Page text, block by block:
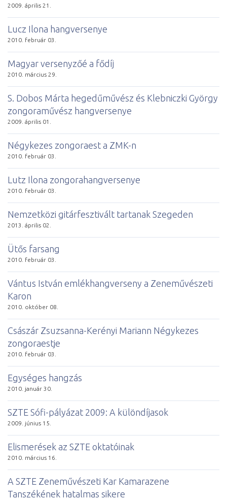
2009. április 21.
Lucz Ilona hangversenye
2010. február 03.
Magyar versenyzőé a fődíj
2010. március 29.
S. Dobos Márta hegedűművész és Klebniczki György
zongoraművész hangversenye
2009. április 01.
Négykezes zongoraest a ZMK-n
2010. február 03.
Lutz Ilona zongorahangversenye
2010. február 03.
Nemzetközi gitárfesztivált tartanak Szegeden
2013. április 02.
Ütős farsang
2010. február 03.
Vántus István emlékhangverseny a Zeneművészeti
Karon
2010. október 08.
Császár Zsuzsanna-Kerényi Mariann Négykezes
zongoraestje
2010. február 03.
Egy­sé­ges hang­zás
2010. január 30.
SZTE Sófi-pályázat 2009: A különdíjasok
2009. június 15.
El­is­me­ré­sek az SZTE ok­ta­tó­i­nak
2010. március 16.
A SZTE Zeneművészeti Kar Kamarazene
Tanszékének hatalmas sikere